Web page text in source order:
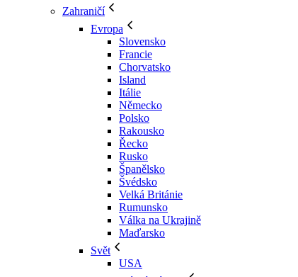
Zahraničí
Evropa
Slovensko
Francie
Chorvatsko
Island
Itálie
Německo
Polsko
Rakousko
Řecko
Rusko
Španělsko
Švédsko
Velká Británie
Rumunsko
Válka na Ukrajině
Maďarsko
Svět
USA